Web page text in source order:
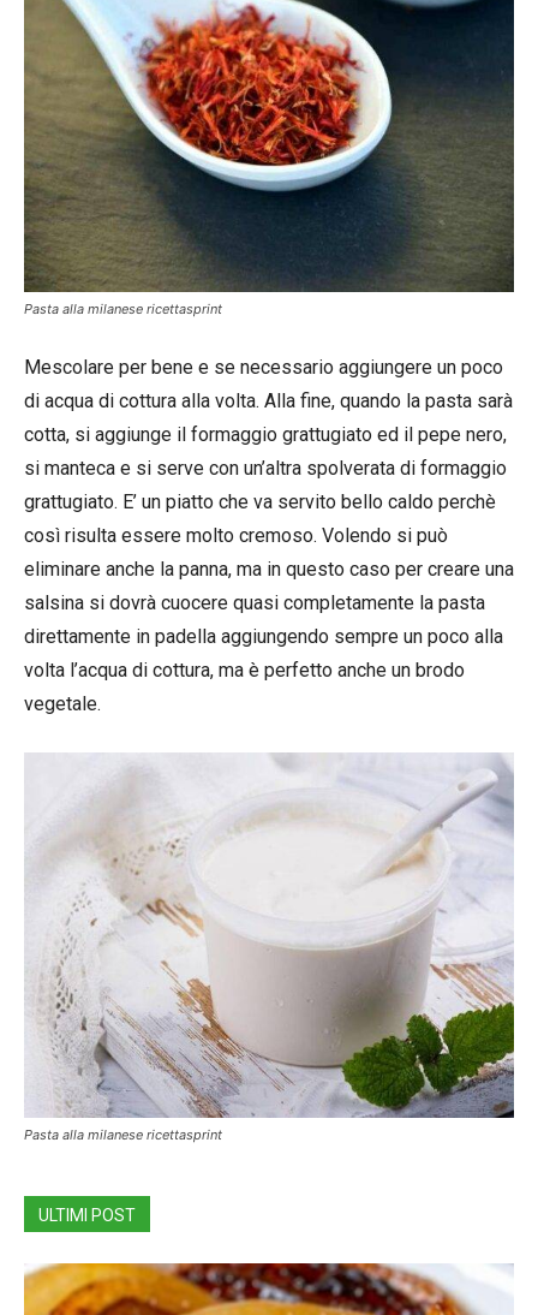
Pasta alla milanese ricettasprint
Mescolare per bene e se necessario aggiungere un poco
di acqua di cottura alla volta. Alla fine, quando la pasta sarà
cotta, si aggiunge il formaggio grattugiato ed il pepe nero,
si manteca e si serve con un’altra spolverata di formaggio
grattugiato. E’ un piatto che va servito bello caldo perchè
così risulta essere molto cremoso. Volendo si può
eliminare anche la panna, ma in questo caso per creare una
salsina si dovrà cuocere quasi completamente la pasta
direttamente in padella aggiungendo sempre un poco alla
volta l’acqua di cottura, ma è perfetto anche un brodo
vegetale.
Pasta alla milanese ricettasprint
ULTIMI POST